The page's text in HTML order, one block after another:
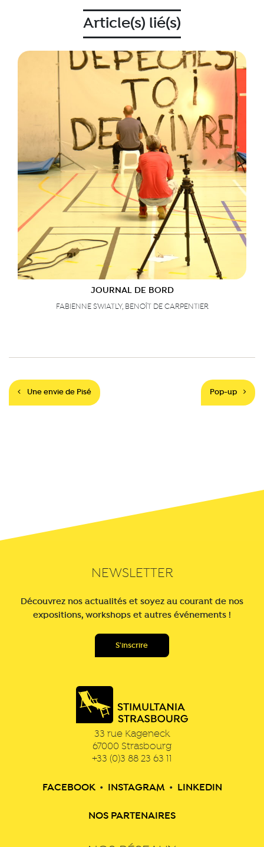
Article(s) lié(s)
JOURNAL DE BORD
FABIENNE SWIATLY, BENOÎT DE CARPENTIER
Navigation
Une envie de Pisé Pop-up
NEWSLETTER
Découvrez nos actualités et soyez au courant de nos
expositions, workshops et autres événements !
33 rue Kageneck
67000 Strasbourg
+33 (0)3 88 23 63 11
FACEBOOK • INSTAGRAM • LINKEDIN
NOS PARTENAIRES